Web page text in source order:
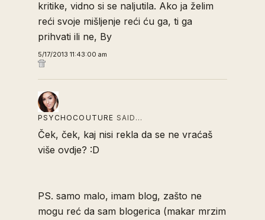
kritike, vidno si se naljutila. Ako ja želim
reći svoje mišljenje reći ću ga, ti ga
prihvati ili ne, By
5/17/2013 11:43:00 am
PSYCHOCOUTURE SAID…
Ček, ček, kaj nisi rekla da se ne vraćaš
više ovdje? :D
PS. samo malo, imam blog, zašto ne
mogu reć da sam blogerica (makar mrzim